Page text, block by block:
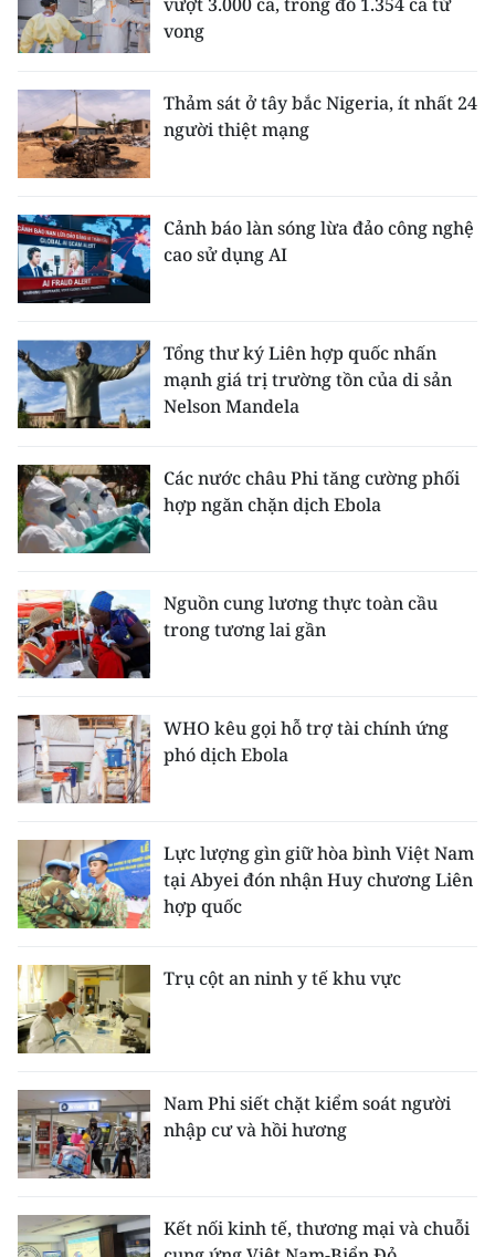
vong
Thảm sát ở tây bắc Nigeria, ít nhất 24
người thiệt mạng
Cảnh báo làn sóng lừa đảo công nghệ
cao sử dụng AI
Tổng thư ký Liên hợp quốc nhấn
mạnh giá trị trường tồn của di sản
Nelson Mandela
Các nước châu Phi tăng cường phối
hợp ngăn chặn dịch Ebola
Nguồn cung lương thực toàn cầu
trong tương lai gần
WHO kêu gọi hỗ trợ tài chính ứng
phó dịch Ebola
Lực lượng gìn giữ hòa bình Việt Nam
tại Abyei đón nhận Huy chương Liên
hợp quốc
Trụ cột an ninh y tế khu vực
Nam Phi siết chặt kiểm soát người
nhập cư và hồi hương
Kết nối kinh tế, thương mại và chuỗi